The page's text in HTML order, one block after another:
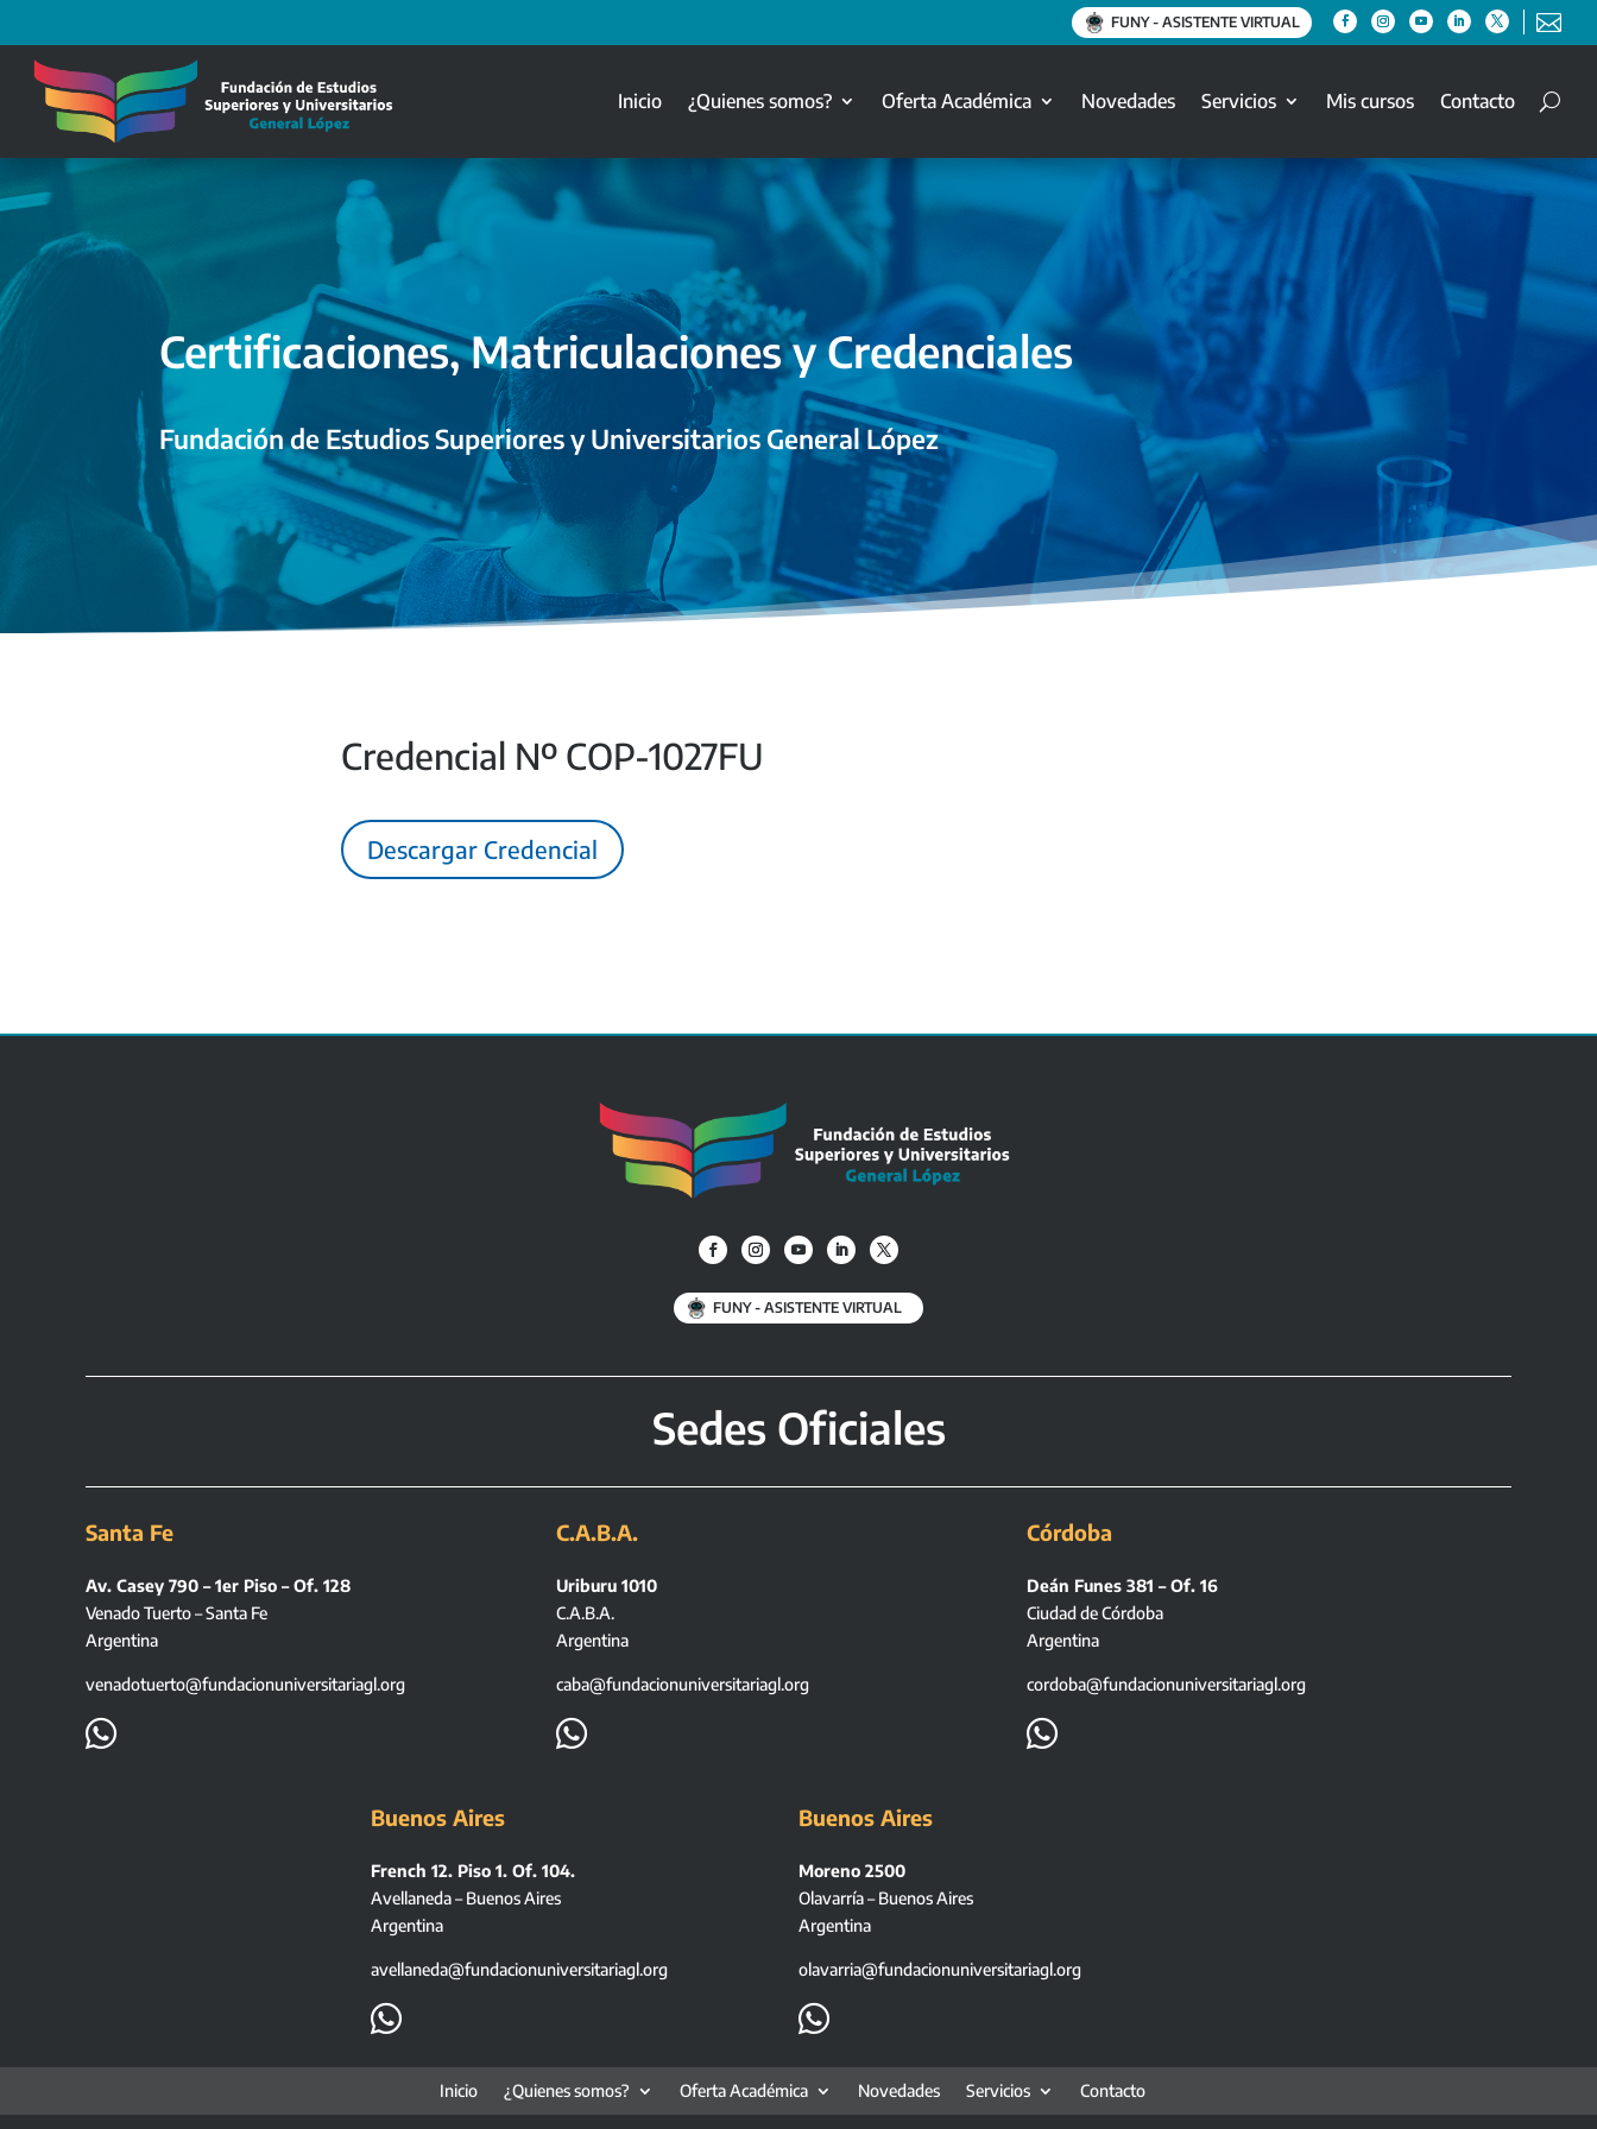
FUNY - ASISTENTE VIRTUAL 
Inicio ¿Quienes somos? Oferta Académica Novedades Servicios Mis cursos Contacto
Certificaciones, Matriculaciones y Credenciales
Fundación de Estudios Superiores y Universitarios General López
Credencial Nº COP-1027FU
Descargar Credencial
FUNY - ASISTENTE VIRTUAL
Sedes Oficiales
Santa Fe
Av. Casey 790 – 1er Piso – Of. 128
Venado Tuerto – Santa Fe
Argentina
venadotuerto@fundacionuniversitariagl.org

C.A.B.A.
Uriburu 1010
C.A.B.A.
Argentina
caba@fundacionuniversitariagl.org

Córdoba
Deán Funes 381 – Of. 16
Ciudad de Córdoba
Argentina
cordoba@fundacionuniversitariagl.org

Buenos Aires
French 12. Piso 1. Of. 104.
Avellaneda – Buenos Aires
Argentina
avellaneda@fundacionuniversitariagl.org

Buenos Aires
Moreno 2500
Olavarría – Buenos Aires
Argentina
olavarria@fundacionuniversitariagl.org

Inicio ¿Quienes somos? Oferta Académica Novedades Servicios Contacto